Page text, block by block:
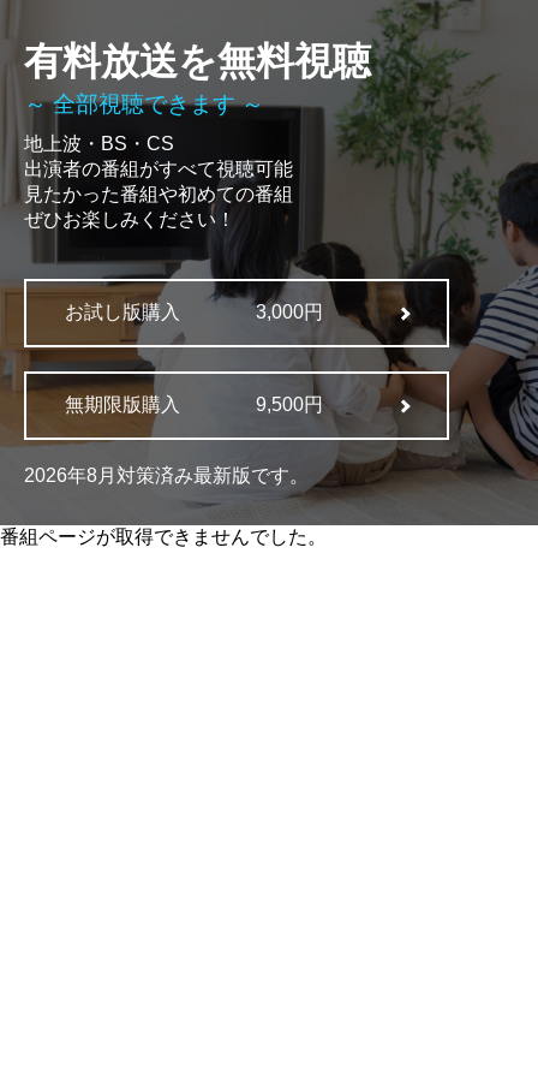
有料放送を無料視聴
～ 全部視聴できます ～
地上波・BS・CS
出演者の番組がすべて視聴可能
見たかった番組や初めての番組
ぜひお楽しみください！
お試し版購入 3,000円
無期限版購入 9,500円
2026年8月対策済み最新版です。
番組ページが取得できませんでした。